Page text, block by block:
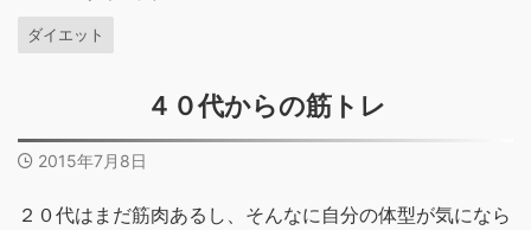
ダイエット
４０代からの筋トレ
2015年7月8日
２０代はまだ筋肉あるし、そんなに自分の体型が気になら